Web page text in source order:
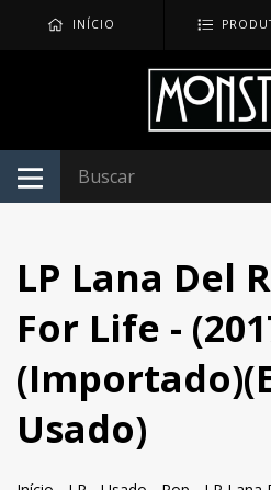
INÍCIO
LP Lana Del
For Life -
Usado)